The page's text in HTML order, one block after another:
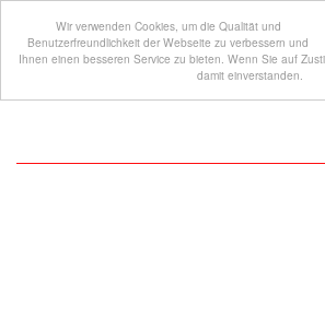
Wir verwenden Cookies, um die Qualität und
Benutzerfreundlichkeit der Webseite zu verbessern und
Ihnen einen besseren Service zu bieten. Wenn Sie auf
damit einverstanden.